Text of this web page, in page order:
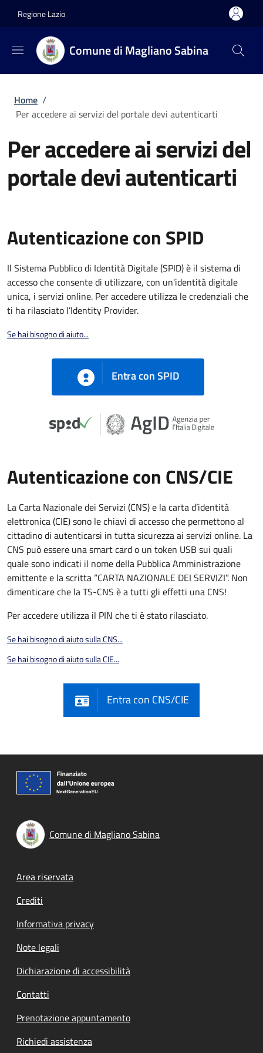
Regione Lazio
Comune di Magliano Sabina
Briciole di pane
Home /
Per accedere ai servizi del portale devi autenticarti
Per accedere ai servizi del
portale devi autenticarti
Autenticazione con SPID
Il Sistema Pubblico di Identità Digitale (SPID) è il sistema di
accesso che consente di utilizzare, con un'identità digitale
unica, i servizi online. Per accedere utilizza le credenziali che
ti ha rilasciato l’Identity Provider.
Se hai bisogno di aiuto...
Entra con SPID
Autenticazione con CNS/CIE
La Carta Nazionale dei Servizi (CNS) e la carta d’identità
elettronica (CIE) sono le chiavi di accesso che permettono al
cittadino di autenticarsi in tutta sicurezza ai servizi online. La
CNS può essere una smart card o un token USB sui quali
quale sono indicati il nome della Pubblica Amministrazione
emittente e la scritta “CARTA NAZIONALE DEI SERVIZI”. Non
dimenticare che la TS-CNS è a tutti gli effetti una CNS!
Per accedere utilizza il PIN che ti è stato rilasciato.
Se hai bisogno di aiuto sulla CNS...
Se hai bisogno di aiuto sulla CIE...
Entra con CNS/CIE
Comune di Magliano Sabina
Footer menu
Area riservata
Crediti
Informativa privacy
Note legali
Dichiarazione di accessibilità
Contatti
Prenotazione appuntamento
Richiedi assistenza